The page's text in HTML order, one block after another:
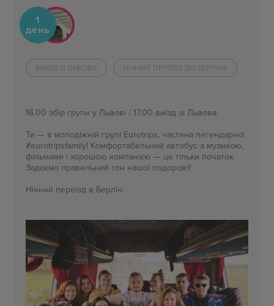
1
день
ВИЇЗД ЗІ ЛЬВОВА НІЧНИЙ ПЕРЕЇЗД ДО БЕРЛІНА
16.00 збір групи у Львові / 17.00 виїзд зі Львова.
Ти — в молодіжній групі Eurotrips, частина легендарної
#eurotripsfamily! Комфортабельний автобус з музикою,
фільмами і хорошою компанією — це тільки початок.
Задаємо правильний тон нашої подорожі!
Нічний переїзд в Берлін.